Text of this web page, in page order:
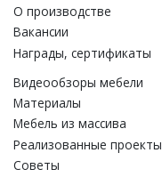
О производстве
Вакансии
Награды, сертификаты
Видеообзоры мебели
Материалы
Мебель из массива
Реализованные проекты
Советы